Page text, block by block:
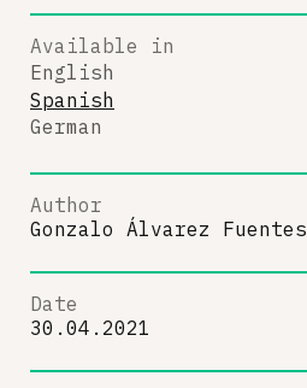
Available in
English
Spanish
German
Author
Gonzalo Álvarez Fuentes
Date
30.04.2021